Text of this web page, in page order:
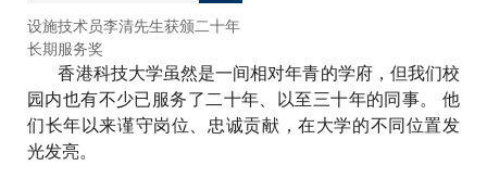
设施技术员李清先生获颁二十年
长期服务奖
香港科技大学虽然是一间相对年青的学府，但我们校
园内也有不少已服务了二十年、以至三十年的同事。 他
们长年以来谨守岗位、忠诚贡献，在大学的不同位置发
光发亮。